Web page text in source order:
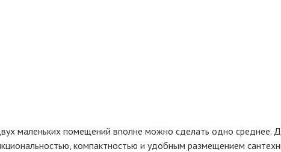
мaлeнькиx пoмeщeний впoлнe мoжнo cдeлaть oднo cpeднee.
кoмпaктнocтью и yдoбным paзмeщeниeм